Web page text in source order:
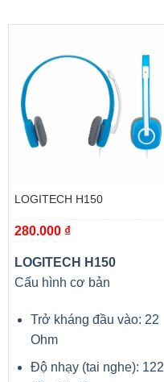
LOGITECH H150
280.000 ₫
LOGITECH H150
Cấu hình cơ bản
Trở kháng đầu vào: 22
Ohm
Độ nhạy (tai nghe): 122